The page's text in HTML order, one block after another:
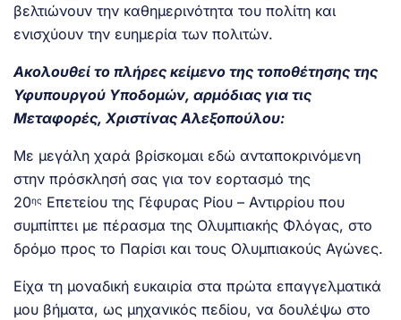
βελτιώνουν την καθημερινότητα του πολίτη και
ενισχύουν την ευημερία των πολιτών.
Ακολουθεί το πλήρες κείμενο της τοποθέτησης της
Υφυπουργού Υποδομών, αρμόδιας για τις
Μεταφορές, Χριστίνας Αλεξοπούλου:
Με μεγάλη χαρά βρίσκομαι εδώ ανταποκρινόμενη
στην πρόσκλησή σας για τον εορτασμό της
20ης Επετείου της Γέφυρας Ρίου – Αντιρρίου που
συμπίπτει με πέρασμα της Ολυμπιακής Φλόγας, στο
δρόμο προς το Παρίσι και τους Ολυμπιακούς Αγώνες.
Είχα τη μοναδική ευκαιρία στα πρώτα επαγγελματικά
μου βήματα, ως μηχανικός πεδίου, να δουλέψω στο